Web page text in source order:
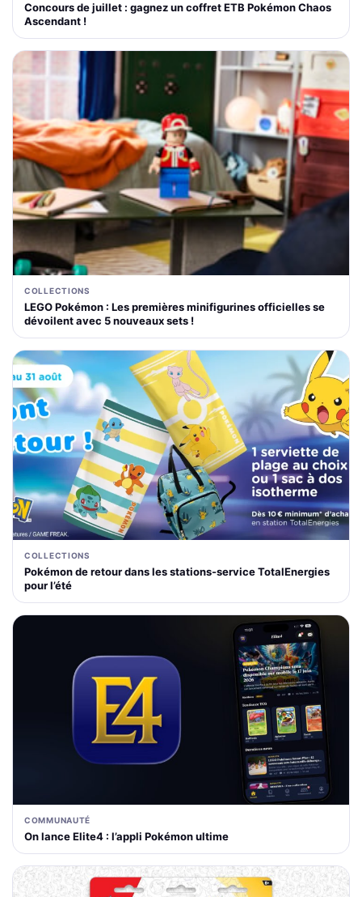
Concours de juillet : gagnez un coffret ETB Pokémon Chaos
Ascendant !
COLLECTIONS
LEGO Pokémon : Les premières minifigurines officielles se
dévoilent avec 5 nouveaux sets !
COLLECTIONS
Pokémon de retour dans les stations-service TotalEnergies
pour l’été
COMMUNAUTÉ
On lance Elite4 : l’appli Pokémon ultime